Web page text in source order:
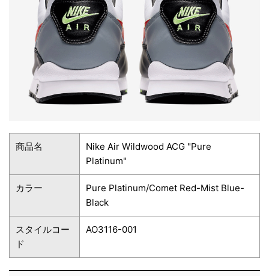
商品名
Nike Air Wildwood ACG "Pure
Platinum"
カラー
Pure Platinum/Comet Red-Mist Blue-
Black
スタイルコー
ド
AO3116-001